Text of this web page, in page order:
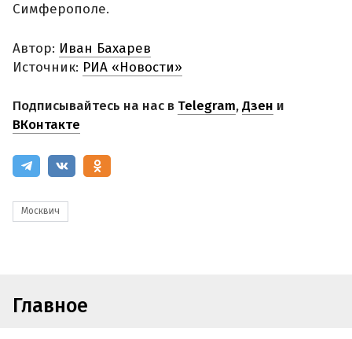
Симферополе.
Автор: Иван Бахарев
Источник: РИА «Новости»
Подписывайтесь на нас в Telegram,Дзен и
ВКонтакте
Москвич
Главное